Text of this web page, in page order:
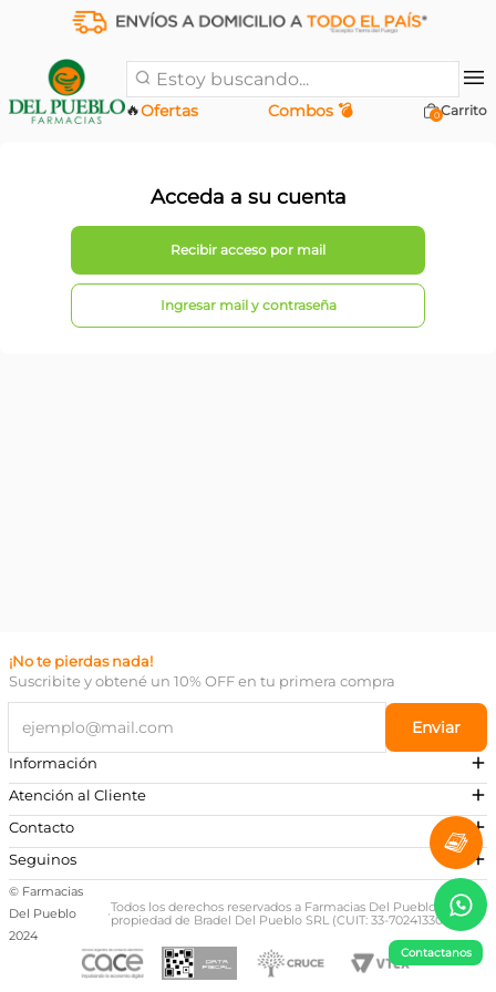
Estoy buscando...
Ofertas
🔥 Combos 💣 0
Contactanos
Acceda a su cuenta
Ingresar mail y contraseña
¡No te pierdas nada!
Suscribite y obtené un 10% OFF en tu primera compra
Enviar
Información
Atención al Cliente
Contacto
¿Necesitás ayuda?
Preguntas Frecuentes
Escribinos a nuestro Whatsapp
+54 381 581-0674
Seguinos
© Farmacias
Del Pueblo
2024
·Todos los derechos reservados a Farmacias Del Pueblo,
propiedad de Bradel Del Pueblo SRL (CUIT: 33-70241330-9)